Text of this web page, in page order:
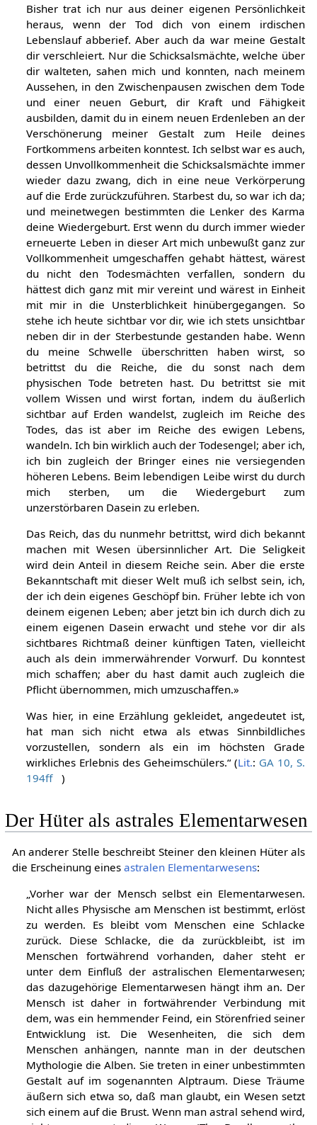
Bisher trat ich nur aus deiner eigenen Persönlichkeit
heraus, wenn der Tod dich von einem irdischen
Lebenslauf abberief. Aber auch da war meine Gestalt
dir verschleiert. Nur die Schicksalsmächte, welche über
dir walteten, sahen mich und konnten, nach meinem
Aussehen, in den Zwischenpausen zwischen dem Tode
und einer neuen Geburt, dir Kraft und Fähigkeit
ausbilden, damit du in einem neuen Erdenleben an der
Verschönerung meiner Gestalt zum Heile deines
Fortkommens arbeiten konntest. Ich selbst war es auch,
dessen Unvollkommenheit die Schicksalsmächte immer
wieder dazu zwang, dich in eine neue Verkörperung
auf die Erde zurückzuführen. Starbest du, so war ich da;
und meinetwegen bestimmten die Lenker des Karma
deine Wiedergeburt. Erst wenn du durch immer wieder
erneuerte Leben in dieser Art mich unbewußt ganz zur
Vollkommenheit umgeschaffen gehabt hättest, wärest
du nicht den Todesmächten verfallen, sondern du
hättest dich ganz mit mir vereint und wärest in Einheit
mit mir in die Unsterblichkeit hinübergegangen. So
stehe ich heute sichtbar vor dir, wie ich stets unsichtbar
neben dir in der Sterbestunde gestanden habe. Wenn
du meine Schwelle überschritten haben wirst, so
betrittst du die Reiche, die du sonst nach dem
physischen Tode betreten hast. Du betrittst sie mit
vollem Wissen und wirst fortan, indem du äußerlich
sichtbar auf Erden wandelst, zugleich im Reiche des
Todes, das ist aber im Reiche des ewigen Lebens,
wandeln. Ich bin wirklich auch der Todesengel; aber ich,
ich bin zugleich der Bringer eines nie versiegenden
höheren Lebens. Beim lebendigen Leibe wirst du durch
mich sterben, um die Wiedergeburt zum
unzerstörbaren Dasein zu erleben.
Das Reich, das du nunmehr betrittst, wird dich bekannt
machen mit Wesen übersinnlicher Art. Die Seligkeit
wird dein Anteil in diesem Reiche sein. Aber die erste
Bekanntschaft mit dieser Welt muß ich selbst sein, ich,
der ich dein eigenes Geschöpf bin. Früher lebte ich von
deinem eigenen Leben; aber jetzt bin ich durch dich zu
einem eigenen Dasein erwacht und stehe vor dir als
sichtbares Richtmaß deiner künftigen Taten, vielleicht
auch als dein immerwährender Vorwurf. Du konntest
mich schaffen; aber du hast damit auch zugleich die
Pflicht übernommen, mich umzuschaffen.»
Was hier, in eine Erzählung gekleidet, angedeutet ist,
hat man sich nicht etwa als etwas Sinnbildliches
vorzustellen, sondern als ein im höchsten Grade
wirkliches Erlebnis des Geheimschülers.“ (Lit.: GA 10, S.
194ff
)
Der Hüter als astrales Elementarwesen
An anderer Stelle beschreibt Steiner den kleinen Hüter als
die Erscheinung eines astralen Elementarwesens:
„Vorher war der Mensch selbst ein Elementarwesen.
Nicht alles Physische am Menschen ist bestimmt, erlöst
zu werden. Es bleibt vom Menschen eine Schlacke
zurück. Diese Schlacke, die da zurückbleibt, ist im
Menschen fortwährend vorhanden, daher steht er
unter dem Einfluß der astralischen Elementarwesen;
das dazugehörige Elementarwesen hängt ihm an. Der
Mensch ist daher in fortwährender Verbindung mit
dem, was ein hemmender Feind, ein Störenfried seiner
Entwicklung ist. Die Wesenheiten, die sich dem
Menschen anhängen, nannte man in der deutschen
Mythologie die Alben. Sie treten in einer unbestimmten
Gestalt auf im sogenannten Alptraum. Diese Träume
äußern sich etwa so, daß man glaubt, ein Wesen setzt
sich einem auf die Brust. Wenn man astral sehend wird,